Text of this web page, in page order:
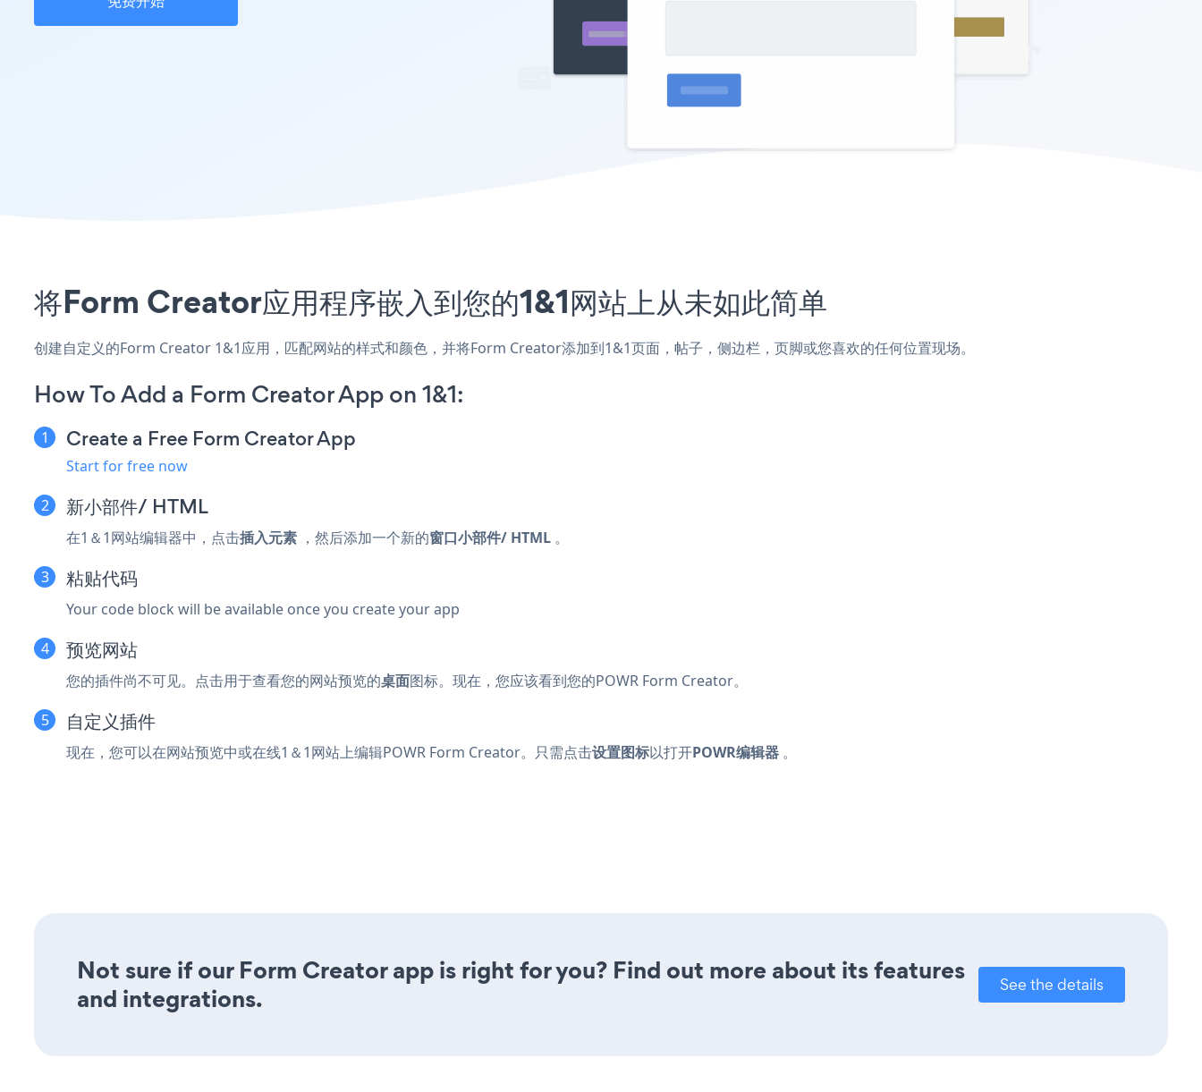
将Form Creator应用程序嵌入到您的1&1网站上从未如此简单
创建自定义的Form Creator 1&1应用，匹配网站的样式和颜色，并将Form Creator添加到1&1页面，帖子，侧边栏，页脚或您喜欢的任何位置现场。
How To Add a Form Creator App on 1&1:
Create a Free Form Creator App
Start for free now
新小部件/ HTML
在1＆1网站编辑器中，点击插入元素 ，然后添加一个新的窗口小部件/ HTML 。
粘贴代码
Your code block will be available once you create your app
预览网站
您的插件尚不可见。点击用于查看您的网站预览的桌面图标。现在，您应该看到您的POWR Form Creator。
自定义插件
现在，您可以在网站预览中或在线1＆1网站上编辑POWR Form Creator。只需点击设置图标以打开POWR编辑器 。
Not sure if our Form Creator app is right for you? Find out more about its features
and integrations.
See the details